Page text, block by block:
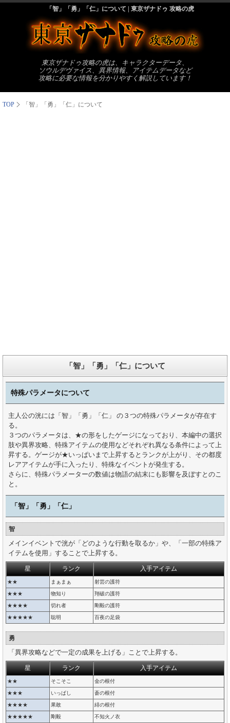
「智」「勇」「仁」について | 東京ザナドゥ 攻略の虎
東京ザナドゥ攻略の虎は、キャラクターデータ、
ソウルデヴァイス、異界情報、アイテムデータなど
攻略に必要な情報を分かりやすく解説しています！
TOP 「智」「勇」「仁」について
「智」「勇」「仁」について
特殊パラメータについて
主人公の洸には「智」「勇」「仁」 の３つの特殊パラメータが存在す
る。
３つのパラメータは、★の形をしたゲージになっており、本編中の選択
肢や異界攻略、特殊アイテムの使用などそれぞれ異なる条件によって上
昇する。ゲージが★いっぱいまで上昇するとランクが上がり、その都度
レアアイテムが手に入ったり、特殊なイベントが発生する。
さらに、特殊パラメーターの数値は物語の結末にも影響を及ぼすとのこ
と。
「智」「勇」「仁」
智
メインイベントで洸が「どのような行動を取るか」や、「一部の特殊ア
イテムを使用」することで上昇する。
星 ランク 入手アイテム
★★ まぁまぁ 射芸の護符
★★★ 物知り 翔破の護符
★★★★ 切れ者 剛毅の護符
★★★★★ 聡明 百夜の足袋
勇
「異界攻略などで一定の成果を上げる」ことで上昇する。
星 ランク 入手アイテム
★★ そこそこ 金の根付
★★★ いっぱし 蒼の根付
★★★★ 果敢 緋の根付
★★★★★ 剛毅 不知火ノ衣